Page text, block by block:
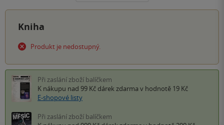
Kniha
Produkt je nedostupný.
Při zaslání zboží balíčkem
K nákupu nad 99 Kč dárek zdarma v hodnotě 19 Kč
E-shopové listy
Při zaslání zboží balíčkem